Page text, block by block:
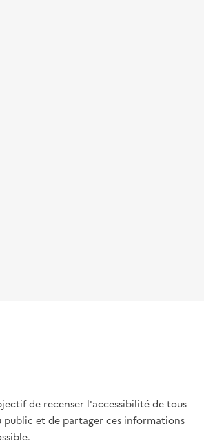
de recenser l'accessibilité de tous
public et de partager ces informations